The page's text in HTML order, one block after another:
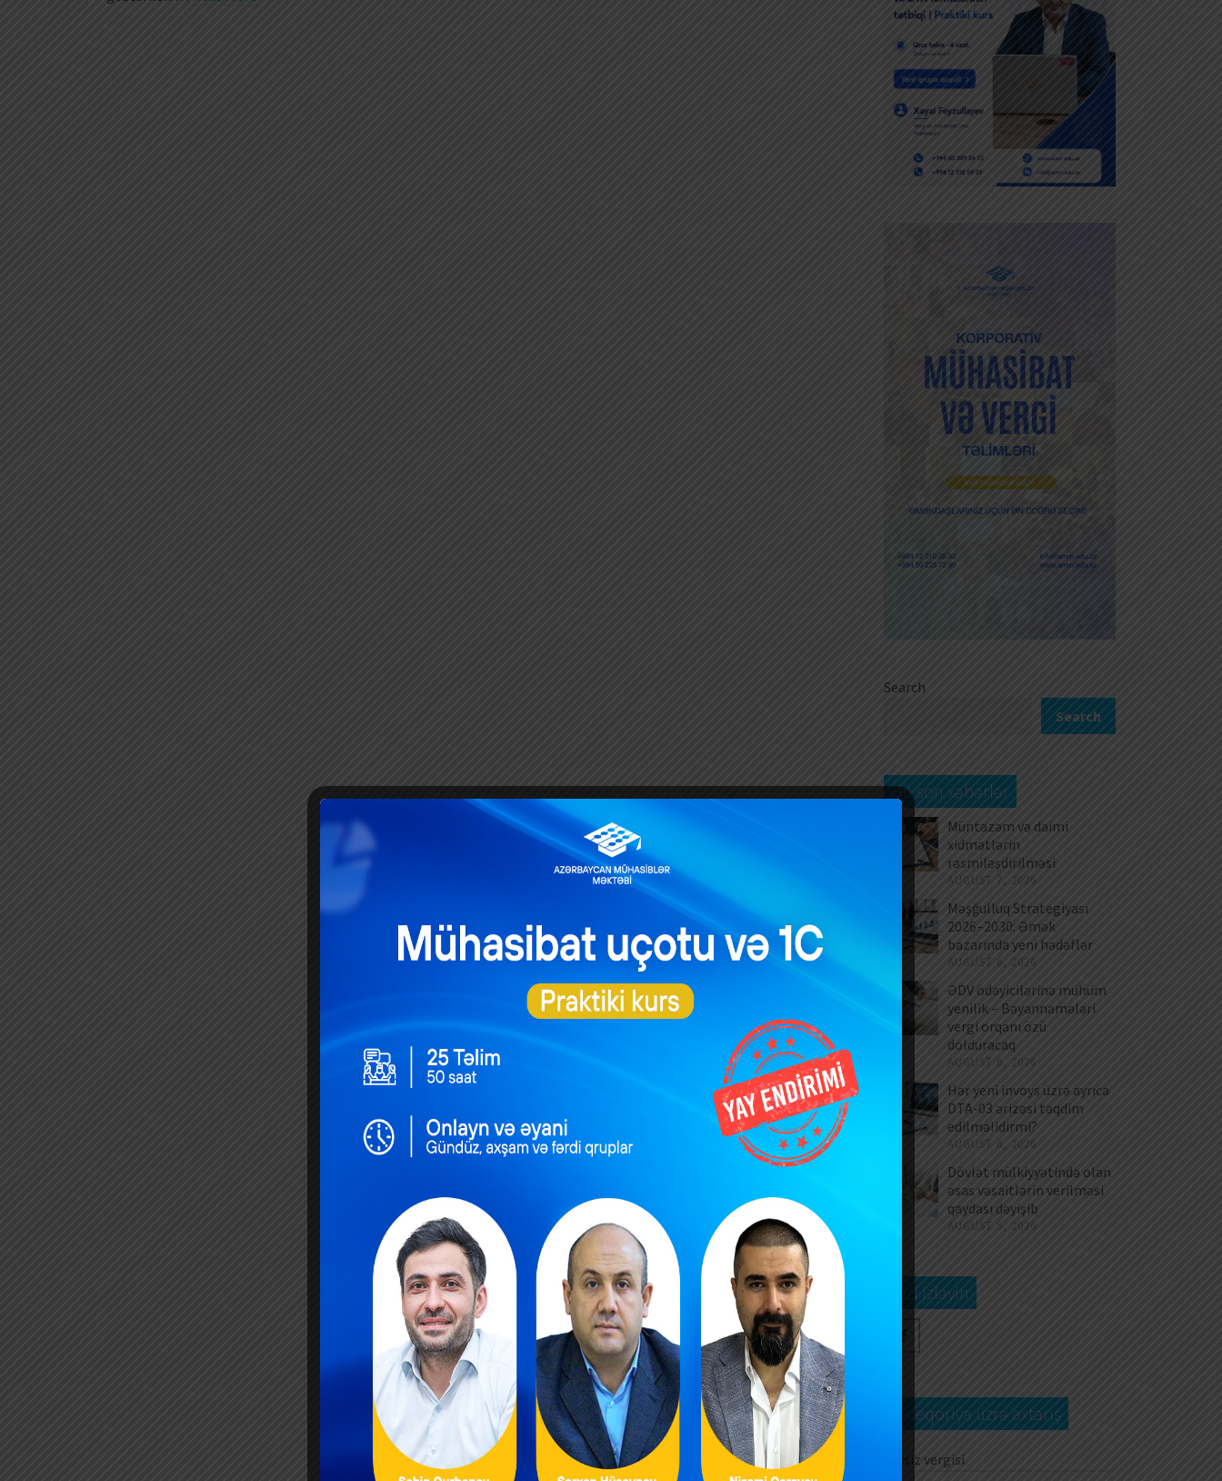
Search
Search
Ən son xəbərlər
Müntəzəm və daimi
xidmətlərin
rəsmiləşdirilməsi
AUGUST 7, 2026
Məşğulluq Strategiyası
2026–2030: Əmək
bazarında yeni hədəflər
AUGUST 6, 2026
ƏDV ödəyicilərinə mühüm
yenilik – Bəyannamələri
vergi orqanı özü
dolduracaq
AUGUST 6, 2026
Hər yeni invoys üzrə ayrıca
DTA-03 ərizəsi təqdim
edilməlidirmi?
AUGUST 6, 2026
Dövlət mülkiyyətində olan
əsas vəsaitlərin verilməsi
qaydası dəyişib
AUGUST 5, 2026
Bizi izləyin
Kateqoriya üzrə axtarış
Aksiz vergisi